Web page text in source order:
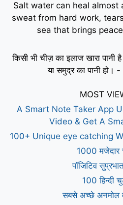
Salt water can heal almost
sweat from hard work,
sea that brings
किसी भी चीज़ का इलाज खारा पानी
या समुद्र का पानी
MOST
A Smart Note Taker App
Video & Get A
100+ Unique eye catching
1000
पॉजिटिव
100 हिन्दी
सबसे अच्छे अनमोल